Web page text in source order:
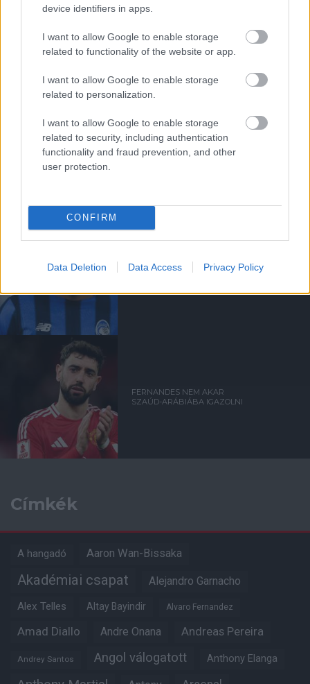
device identifiers in apps.
I want to allow Google to enable storage
related to functionality of the website or app.
I want to allow Google to enable storage
related to personalization.
I want to allow Google to enable storage
related to security, including authentication
functionality and fraud prevention, and other
user protection.
CONFIRM
Data Deletion Data Access Privacy Policy
ELŐREHALADOTT
UNITED TIELEMANSRÓL
ANDREY SANTOSRÓL
MEGEGYEZETT A UNITED A
CHELSEA-VEL - SAJTÓHÍR
EGYEZSÉG SZÜLETETT
FERNANDES NEM AKAR
SZAÚD-ARÁBIÁBA IGAZOLNI
Címkék
A hangadó Aaron Wan-Bissaka
Akadémiai csapat Alejandro Garnacho
Alex Telles Altay Bayindir Alvaro Fernandez
Amad Diallo Andre Onana Andreas Pereira
Andrey Santos Angol válogatott Anthony Elanga